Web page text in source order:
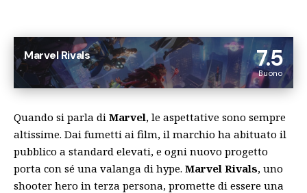
7.5
Buono
Marvel Rivals
Quando si parla di Marvel, le aspettative sono sempre
altissime. Dai fumetti ai film, il marchio ha abituato il
pubblico a standard elevati, e ogni nuovo progetto
porta con sé una valanga di hype. Marvel Rivals, uno
shooter hero in terza persona, promette di essere una